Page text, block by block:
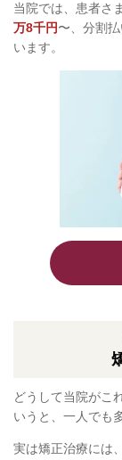
当院では、患者さ
万8千円〜、分割
います。
どうして当院がこ
いうと、一人でも
実は矯正治療には